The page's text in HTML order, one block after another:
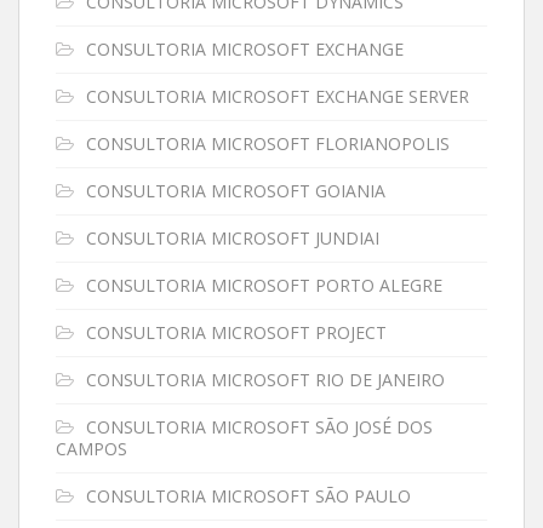
CONSULTORIA MICROSOFT EXCHANGE
CONSULTORIA MICROSOFT EXCHANGE SERVER
CONSULTORIA MICROSOFT FLORIANOPOLIS
CONSULTORIA MICROSOFT GOIANIA
CONSULTORIA MICROSOFT JUNDIAI
CONSULTORIA MICROSOFT PORTO ALEGRE
CONSULTORIA MICROSOFT PROJECT
CONSULTORIA MICROSOFT RIO DE JANEIRO
CONSULTORIA MICROSOFT SÃO JOSÉ DOS
CAMPOS
CONSULTORIA MICROSOFT SÃO PAULO